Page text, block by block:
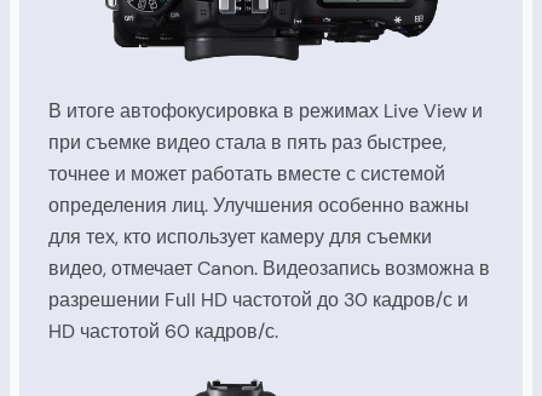
В итоге автофокусировка в режимах Live View и
при съемке видео стала в пять раз быстрее,
точнее и может работать вместе с системой
определения лиц. Улучшения особенно важны
для тех, кто использует камеру для съемки
видео, отмечает Canon. Видеозапись возможна в
разрешении Full HD частотой до 30 кадров/с и
HD частотой 60 кадров/с.